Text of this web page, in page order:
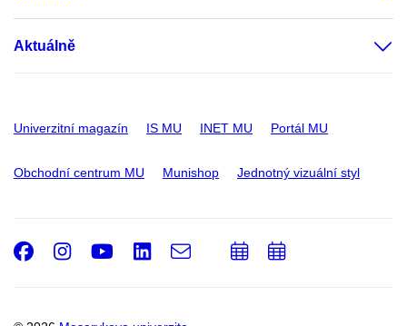
Aktuálně
Univerzitní magazín IS MU INET MU Portál MU
Obchodní centrum MU Munishop Jednotný vizuální styl
Facebook
Instagram
Youtube
LinkedIn
e-
Email
PřidatPřidat